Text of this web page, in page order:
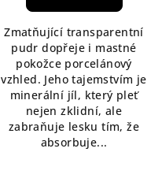
z
5
hvězdiček.
Zmatňující transparentní
pudr dopřeje i mastné
pokožce porcelánový
vzhled. Jeho tajemstvím je
minerální jíl, který pleť
nejen zklidní, ale
zabraňuje lesku tím, že
absorbuje...